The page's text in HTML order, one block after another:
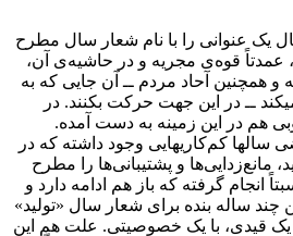
یک عنوانی را با نام شعار سال مطرح
عمدتاً قوه‌ی مجریه و در حاشیه‌ی آن،
همچنین آحاد مردم ــ آن جایی که به
ــ در این جهت حرکت بکنند. در
هم در این زمینه به دست آمده.
سالها کم‌کاریهایی وجود داشته که در
تولید، مانع‌زدایی‌ها و پشتیبانی‌ها را مطرح
انجام گرفته که باز هم ادامه دارد و
چند ساله بنده برای شعار سال «تولید»
یک قیدی، با یک خصوصیتی. علت هم این